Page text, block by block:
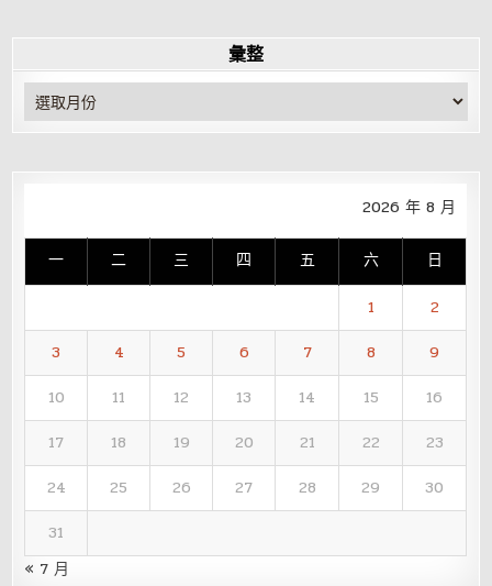
彙整
彙
整
2026 年 8 月
一 二 三 四 五 六 日
1
2
3
4 5 6 7 8
9
10
11 12 13 14 15
16
17
18 19 20 21 22
23
24
25 26 27 28 29
30
31
« 7 月